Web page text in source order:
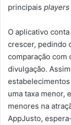
principais players
O aplicativo
crescer, pedindo
comparação com
divulgação.
uma taxa menor,
menores na
AppJusto,